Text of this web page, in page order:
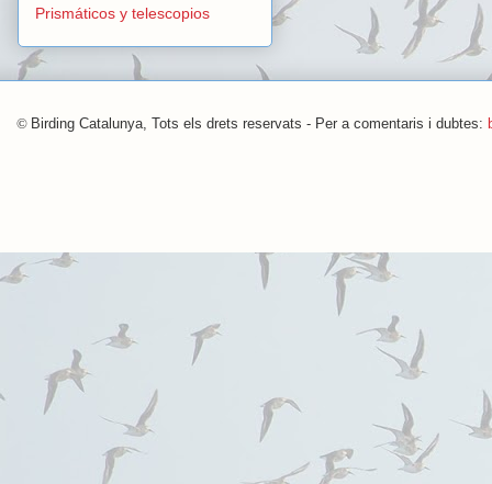
Prismáticos y telescopios
© Birding Catalunya, Tots els drets reservats - Per a comentaris i dubtes: